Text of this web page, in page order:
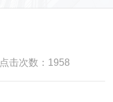
点击次数：1958